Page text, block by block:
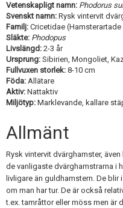
Vetenskapligt namn: Phodorus
Svenskt namn: Rysk vintervit
Familj: Cricetidae
Släkte: Phodopus
Livslängd: 2-3 år
Ursprung: Sibirien, Mongoliet,
Fullvuxen storlek: 8-10 cm
Föda: Allätare
Aktiv: Nattaktiv
Miljötyp: Marklevande, kallare
Allmänt
Rysk vintervit dvärghamster,
de vanligaste dvärghamstrarna i
livligare än guldhamstern. De
om man har tur. De är också
t.ex. tamråttor eller möss men är